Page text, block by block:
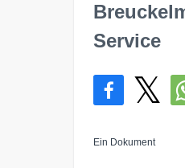
Service
Ein Dokument